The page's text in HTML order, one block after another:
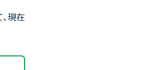
現在